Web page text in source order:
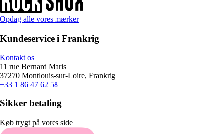
Opdag alle vores mærker
Kundeservice i Frankrig
Kontakt os
11 rue Bernard Maris
37270 Montlouis-sur-Loire, Frankrig
+33 1 86 47 62 58
Sikker betaling
Køb trygt på vores side